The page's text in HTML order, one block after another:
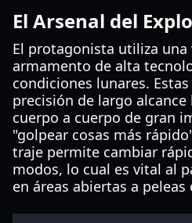
El Arsenal del
El protagonista utiliza una
armamento de alta
condiciones lunares.
precisión de largo
cuerpo a cuerpo de gran
"golpear cosas más
traje permite cambiar
modos, lo cual es vital al
en áreas abiertas a